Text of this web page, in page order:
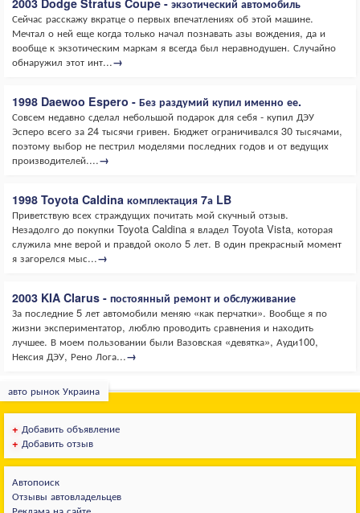
2003 Dodge Stratus Coupe - экзотический автомобиль
Сейчас расскажу вкратце о первых впечатлениях об этой машине.
Мечтал о ней еще когда только начал познавать азы вождения, да и
вообще к экзотическим маркам я всегда был неравнодушен. Случайно
обнаружил этот инт...→
1998 Daewoo Espero - Без раздумий купил именно ее.
Совсем недавно сделал небольшой подарок для себя - купил ДЭУ
Эсперо всего за 24 тысячи гривен. Бюджет ограничивался 30 тысячами,
поэтому выбор не пестрил моделями последних годов и от ведущих
производителей....→
1998 Toyota Caldina комплектация 7а LB
Приветствую всех страждущих почитать мой скучный отзыв.
Незадолго до покупки Toyota Caldina я владел Toyota Vista, которая
служила мне верой и правдой около 5 лет. В один прекрасный момент
я загорелся мыс...→
2003 KIA Clarus - постоянный ремонт и обслуживание
За последние 5 лет автомобили меняю «как перчатки». Вообще я по
жизни экспериментатор, люблю проводить сравнения и находить
лучшее. В моем пользовании были Вазовская «девятка», Ауди100,
Нексия ДЭУ, Рено Лога...→
авто рынок Украина
+ Добавить объявление
+ Добавить отзыв
Автопоиск
Отзывы автовладельцев